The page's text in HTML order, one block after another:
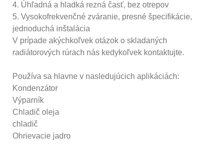
4. Úhľadná a hladká rezná časť, bez otrepov
5. Vysokofrekvenčné zváranie, presné špecifikácie,
jednoduchá inštalácia
V prípade akýchkoľvek otázok o skladaných
radiátorových rúrach nás kedykoľvek kontaktujte.
Používa sa hlavne v nasledujúcich aplikáciách:
Kondenzátor
Výparník
Chladič oleja
chladič
Ohrievacie jadro